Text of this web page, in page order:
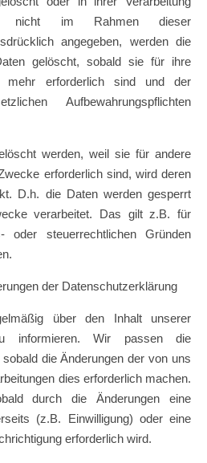
nicht im Rahmen dieser
angegeben, werden die
gelöscht, sobald sie für ihre
mehr erforderlich sind und der
Aufbewahrungspflichten
werden, weil sie für andere
erforderlich sind, wird deren
D.h. die Daten werden gesperrt
verarbeitet. Das gilt z.B. für
oder steuerrechtlichen Gründen
der Datenschutzerklärung
über den Inhalt unserer
informieren. Wir passen die
die Änderungen der von uns
dies erforderlich machen.
durch die Änderungen eine
(z.B. Einwilligung) oder eine
erforderlich wird.